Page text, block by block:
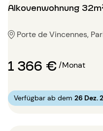
Alkovenwohnung
Porte de Vincennes,
1 366 €/Monat
Verfügbar ab dem 26 Dez.